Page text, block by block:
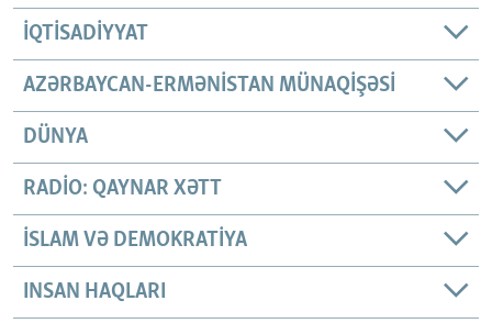
İQTISADIYYAT
AZƏRBAYCAN-ERMƏNISTAN MÜNAQIŞƏSI
DÜNYA
RADIO: QAYNAR XƏTT
İSLAM VƏ DEMOKRATIYA
INSAN HAQLARI